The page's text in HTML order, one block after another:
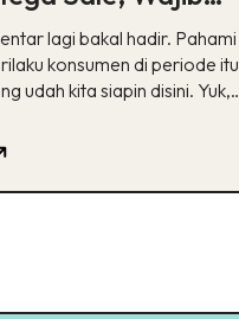
lagi bakal hadir. Pahami
konsumen di periode itu
udah kita siapin disini. Yuk,